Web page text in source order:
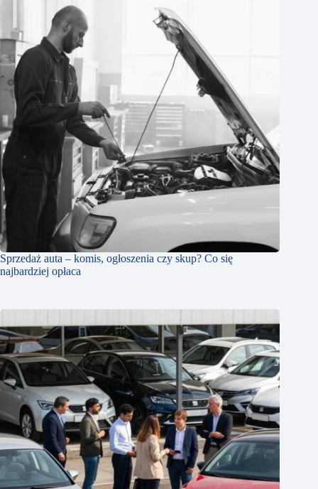
Sprzedaż auta – komis, ogłoszenia czy skup? Co się
najbardziej opłaca